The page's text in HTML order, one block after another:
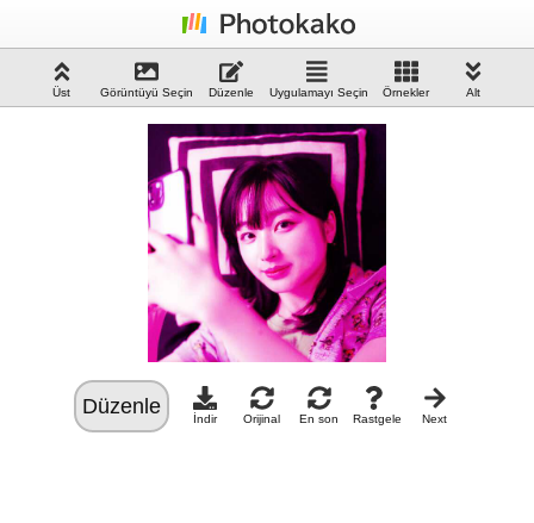
Üst Görüntüyü Seçin Düzenle Uygulamayı Seçin Örnekler Alt
Düzenle İndir Orijinal En son Rastgele Next